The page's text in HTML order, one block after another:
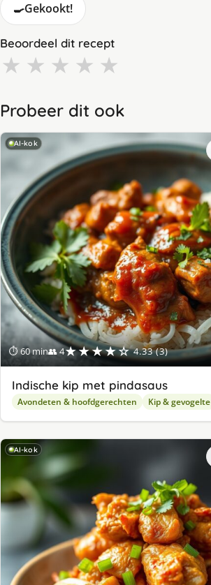
🍳Gekookt!
Beoordeel dit recept
★ ★ ★ ★ ★
Probeer dit ook
AI-kok
⏱ 60 min👥 4★★★★☆ 4.33 (3)
Indische kip met pindasaus
Avondeten & hoofdgerechten Kip & gevogelte
AI-kok